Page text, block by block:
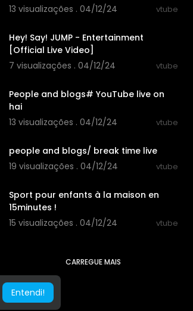
Entendi!
13 visualizações . 04/12/24
vtube
Hey! Say! JUMP - Entertainment
[Official Live Video]
7 visualizações . 04/12/24
vtube
People and blogs# YouTube live on
hai
13 visualizações . 04/12/24
vtube
people and blogs/ break time live
19 visualizações . 04/12/24
vtube
Sport pour enfants à la maison en
15minutes !
15 visualizações . 04/12/24
vtube
CARREGUE MAIS